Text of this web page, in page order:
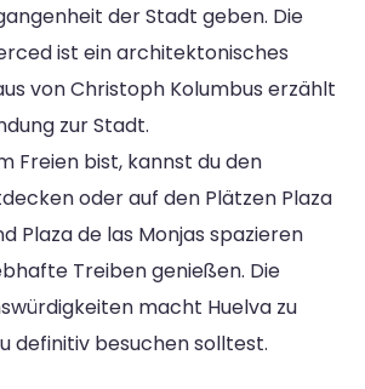
der Stadt geben. Die
ist ein architektonisches
von Christoph Kolumbus erzählt
zur Stadt.
Freien bist, kannst du den
oder auf den Plätzen Plaza
Plaza de las Monjas spazieren
Treiben genießen. Die
macht Huelva zu
definitiv besuchen solltest.